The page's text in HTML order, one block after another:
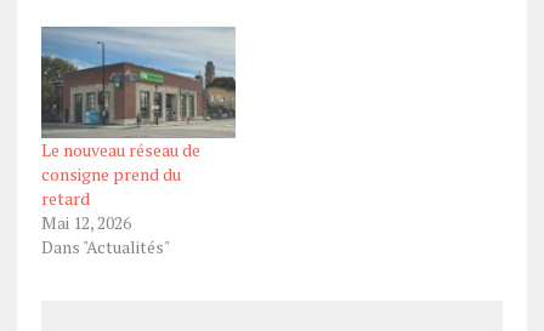
Le nouveau réseau de
consigne prend du
retard
Mai 12, 2026
Dans "Actualités"